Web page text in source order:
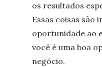
os resultados
Essas coisas são
oportunidade ao
você é uma boa
negócio.